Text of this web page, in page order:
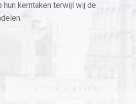
hun kerntaken terwijl wij de